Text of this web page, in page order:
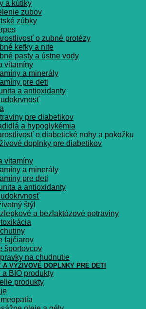
a kútiky
zubov
zúbky
o zubné protézy
kefky a nite
pasty a ústne vody
vitamíny
a minerály
pre deti
a antioxidanty
pre diabetikov
a hypoglykémia
o diabetické nohy a pokožku
doplnky pre diabetikov
vitamíny
a minerály
pre deti
a antioxidanty
štýl
a bezlaktózové potraviny
fajčiarov
športovcov
na chudnutie
A VÝŽIVOVÉ DOPLNKY PRE DETI
a BIO produkty
produkty